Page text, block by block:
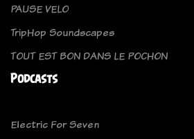
PAUSE VELO
TripHop Soundscapes
TOUT EST BON DANS LE POCHON
Podcasts
Electric For Seven